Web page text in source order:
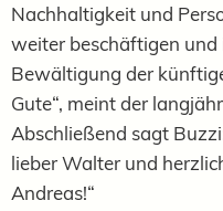
Nachhaltigkeit und
weiter beschäftigen und
Bewältigung der
Gute“, meint der
Abschließend sagt
lieber Walter und
Andreas!“